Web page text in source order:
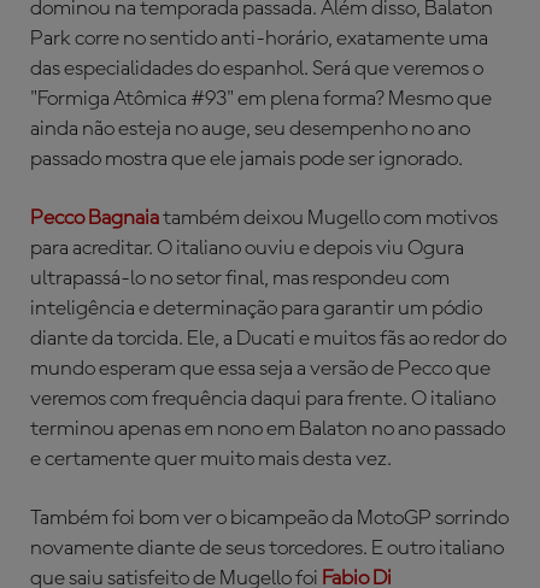
dominou na temporada passada. Além disso, Balaton
Park corre no sentido anti-horário, exatamente uma
das especialidades do espanhol. Será que veremos o
"Formiga Atômica #93" em plena forma? Mesmo que
ainda não esteja no auge, seu desempenho no ano
passado mostra que ele jamais pode ser ignorado.
Pecco Bagnaiatambém deixou Mugello com motivos
para acreditar. O italiano ouviu e depois viu Ogura
ultrapassá-lo no setor final, mas respondeu com
inteligência e determinação para garantir um pódio
diante da torcida. Ele, a Ducati e muitos fãs ao redor do
mundo esperam que essa seja a versão de Pecco que
veremos com frequência daqui para frente. O italiano
terminou apenas em nono em Balaton no ano passado
e certamente quer muito mais desta vez.
Também foi bom ver o bicampeão da MotoGP sorrindo
novamente diante de seus torcedores. E outro italiano
que saiu satisfeito de Mugello foi Fabio Di